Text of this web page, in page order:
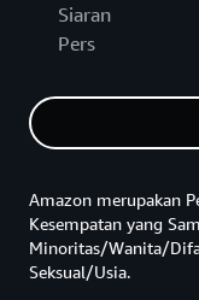
Siaran
Pers
Amazon merupakan
Kesempatan yang
Minoritas/Wanita/
Seksual/Usia.